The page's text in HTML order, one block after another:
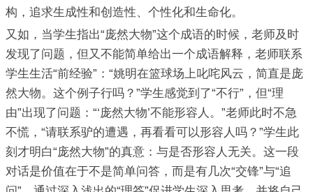
构，追求生成性和创造性、个性化和生命化。
又如，当学生指出“庞然大物”这个成语的时候，老师及时
发现了问题，但又不能简单给出一个成语解释，老师联系
学生生活“前经验”：“姚明在篮球场上叱咤风云，简直是庞
然大物。这个例子行吗？”学生感觉到了“不行”，但“理
由”出现了问题：“‘庞然大物’不能形容人。”老师此时不急
不慌，“请联系驴的遭遇，再看看可以形容人吗？”学生此
刻才明白“庞然大物”的真意：与是否形容人无关。这一段
对话是价值在于不是简单问答，而是有几次“交锋”与“追